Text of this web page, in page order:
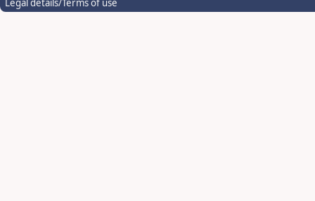
Legal details/Terms of use